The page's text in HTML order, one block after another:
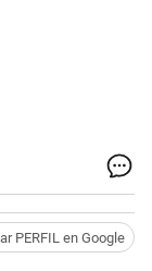
PERFIL en Google